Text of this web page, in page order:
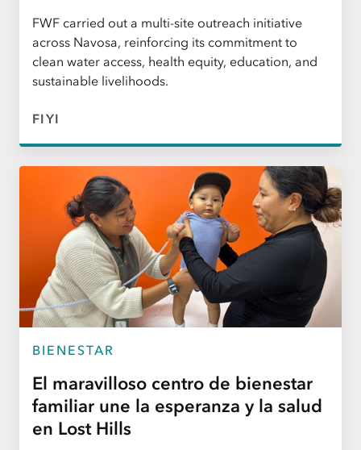
FWF carried out a multi-site outreach initiative
across Navosa, reinforcing its commitment to
clean water access, health equity, education, and
sustainable livelihoods.
FIYI
BIENESTAR
El maravilloso centro de bienestar
familiar une la esperanza y la salud
en Lost Hills